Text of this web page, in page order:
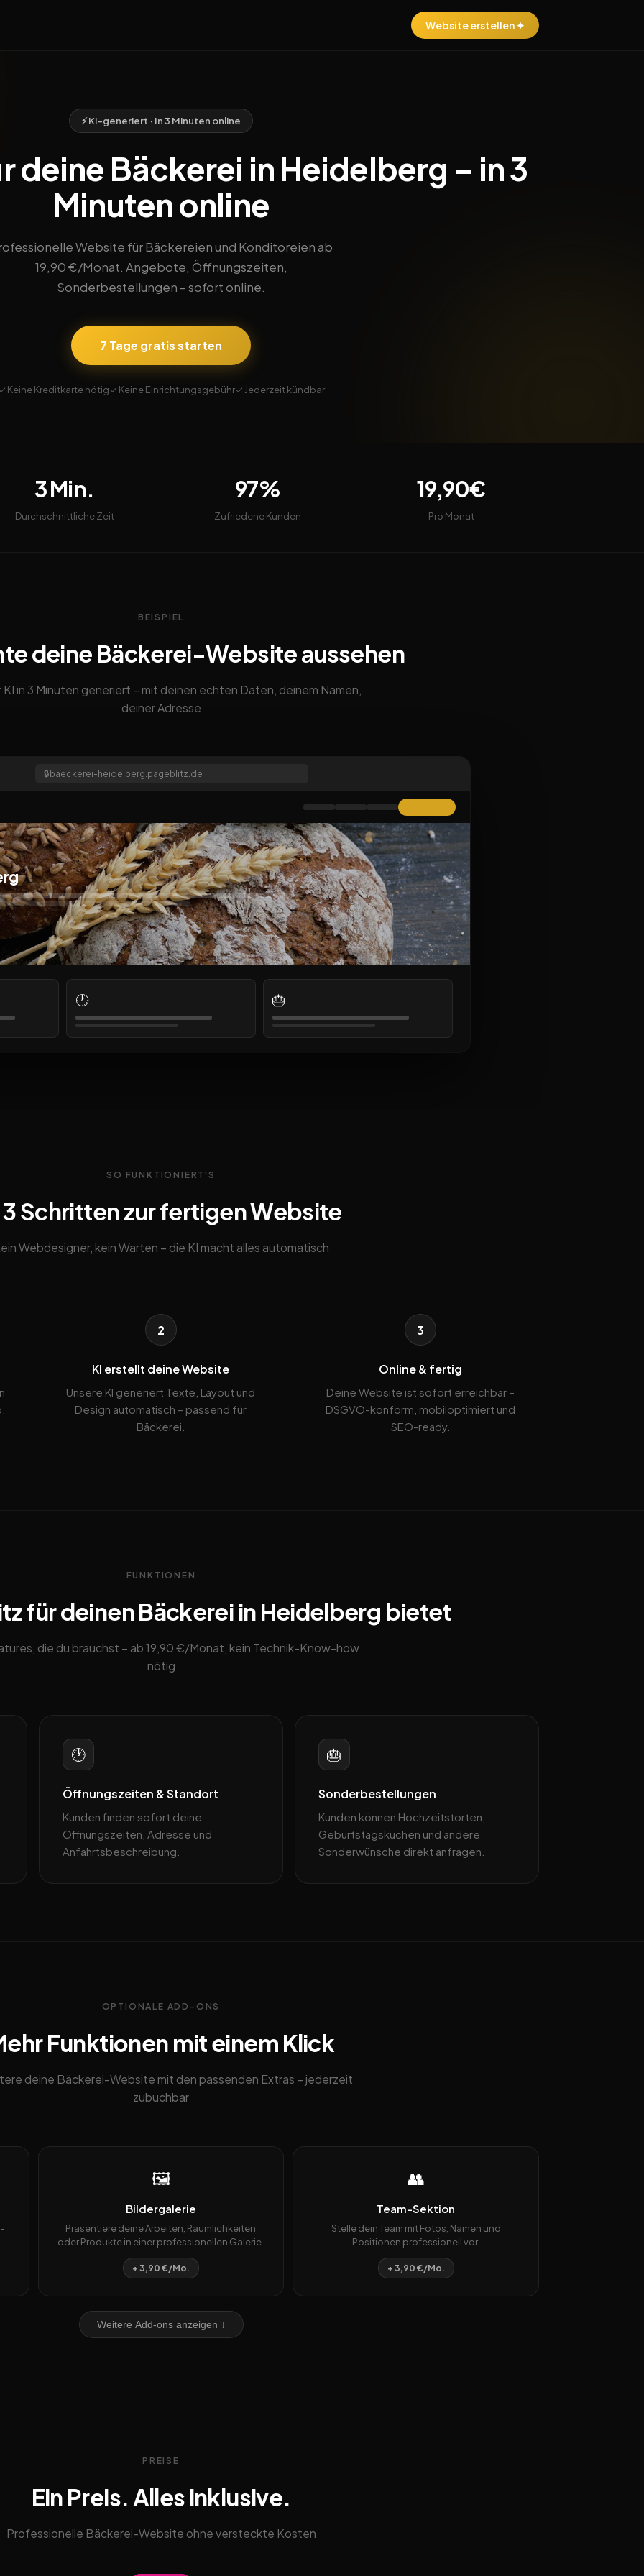
Website erstellen ✦
⚡ KI-generiert · In 3 Minuten online
deine Bäckerei in Heidelberg – in 3
Minuten online
Website für Bäckereien und Konditoreien ab
19,90 €/Monat. Angebote, Öffnungszeiten,
Sonderbestellungen – sofort online.
7 Tage gratis starten
Keine Kreditkarte nötig✓ Keine Einrichtungsgebühr✓ Jederzeit kündbar
3 Min.
Durchschnittliche Zeit
97%
Zufriedene Kunden
19,90€
Pro Monat
BEISPIEL
deine Bäckerei-Website aussehen
KI in 3 Minuten generiert – mit deinen echten Daten, deinem Namen,
deiner Adresse
🔒 baeckerei-heidelberg.pageblitz.de
🕐 🎂
SO FUNKTIONIERT'S
3 Schritten zur fertigen Website
Webdesigner, kein Warten – die KI macht alles automatisch
2
KI erstellt deine Website
Unsere KI generiert Texte, Layout und
Design automatisch – passend für
Bäckerei.
3
Online & fertig
Deine Website ist sofort erreichbar –
DSGVO-konform, mobiloptimiert und
SEO-ready.
FUNKTIONEN
für deinen Bäckerei in Heidelberg bietet
die du brauchst – ab 19,90 €/Monat, kein Technik-Know-how
nötig
🕐
Öffnungszeiten & Standort
Kunden finden sofort deine
Öffnungszeiten, Adresse und
Anfahrtsbeschreibung.
🎂
Sonderbestellungen
Kunden können Hochzeitstorten,
Geburtstagskuchen und andere
Sonderwünsche direkt anfragen.
OPTIONALE ADD-ONS
Funktionen mit einem Klick
deine Bäckerei-Website mit den passenden Extras – jederzeit
zubuchbar
🖼️
Bildergalerie
Präsentiere deine Arbeiten, Räumlichkeiten
oder Produkte in einer professionellen Galerie.
+ 3,90 €/Mo.
👥
Team-Sektion
Stelle dein Team mit Fotos, Namen und
Positionen professionell vor.
+ 3,90 €/Mo.
Weitere Add-ons anzeigen ↓
PREISE
Ein Preis. Alles inklusive.
Professionelle Bäckerei-Website ohne versteckte Kosten